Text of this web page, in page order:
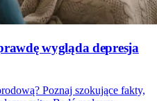
wygląda depresja
Poznaj szokujące fakty,